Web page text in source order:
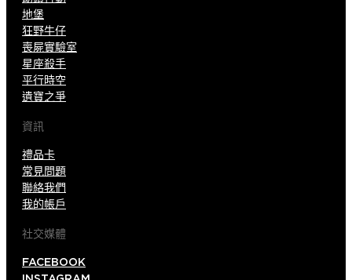
地堡
狂野牛仔
喪屍實驗室
星座殺手
平行時空
遺寶之爭
資訊
禮品卡
常見問題
聯絡我們
我的帳戶
社交媒體
FACEBOOK